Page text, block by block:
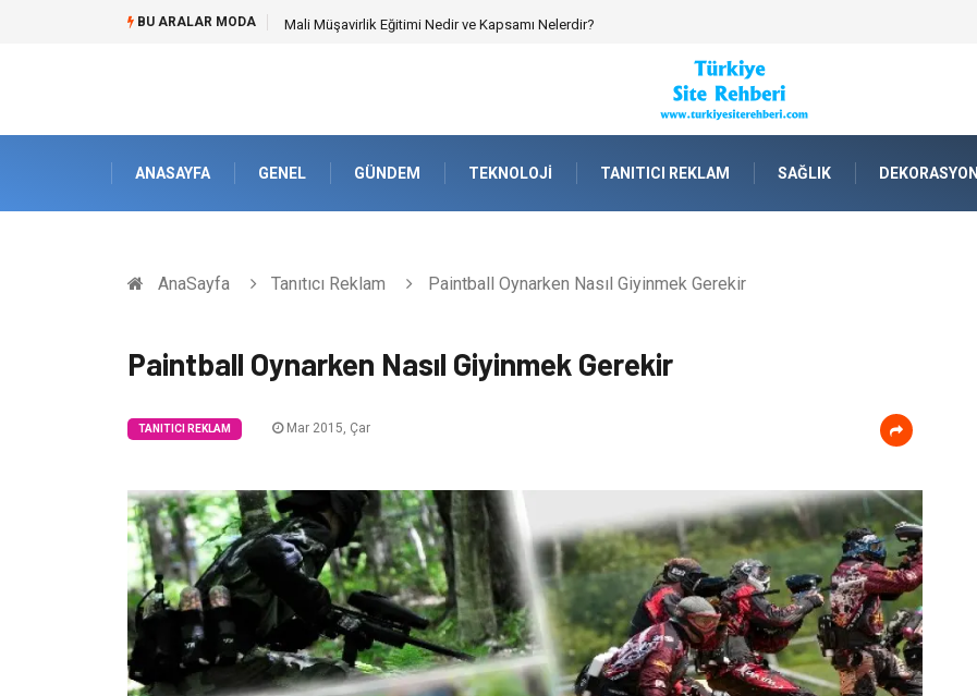
BU ARALAR MODA Mali Müşavirlik Eğitimi Nedir ve Kapsamı Nelerdir?
ANASAYFA GENEL GÜNDEM TEKNOLOJI TANITICI REKLAM SAĞLIK DEKORASYON
AnaSayfa Tanıtıcı Reklam Paintball Oynarken Nasıl Giyinmek Gerekir
Paintball Oynarken Nasıl Giyinmek Gerekir
TANITICI REKLAM Mar 2015, Çar